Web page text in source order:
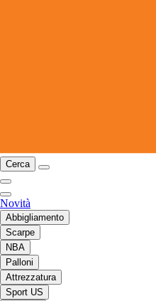
Cerca
Novità
Abbigliamento
Scarpe
NBA
Palloni
Attrezzatura
Sport US